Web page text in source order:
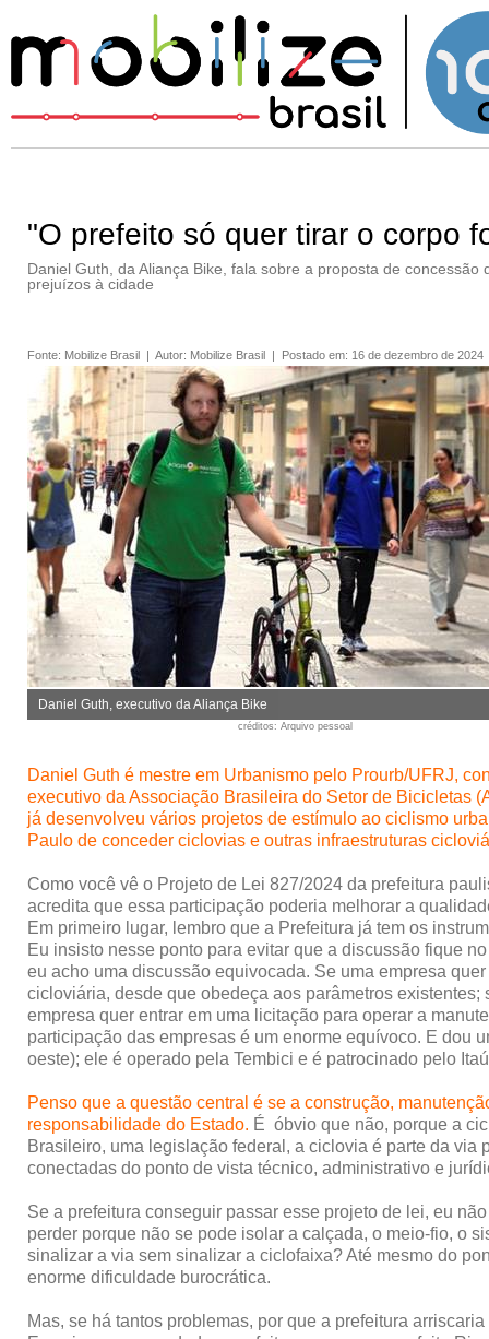
"O prefeito só quer tirar o corpo
Daniel Guth, da Aliança Bike, fala sobre a proposta de
prejuízos à cidade
Fonte: Mobilize Brasil | Autor: Mobilize Brasil | Postado em: 16 de dezembro de 2024
Daniel Guth, executivo da Aliança Bike
créditos: Arquivo pessoal
Daniel Guth é mestre em Urbanismo pelo Prourb/UFRJ,
executivo da Associação Brasileira do Setor de Bicicletas
já desenvolveu vários projetos de estímulo ao ciclismo
Paulo de conceder ciclovias e outras infraestruturas
Como você vê o Projeto de Lei 827/2024 da prefeitura
acredita que essa participação poderia melhorar a
Em primeiro lugar, lembro que a Prefeitura já tem os
Eu insisto nesse ponto para evitar que a discussão fique
eu acho uma discussão equivocada. Se uma empresa
cicloviária, desde que obedeça aos parâmetros
empresa quer entrar em uma licitação para operar a
participação das empresas é um enorme equívoco. E dou
oeste); ele é operado pela Tembici e é patrocinado pelo
Penso que a questão central é se a construção,
responsabilidade do Estado. É óbvio que não, porque a
Brasileiro, uma legislação federal, a ciclovia é parte da
conectadas do ponto de vista técnico, administrativo e
Se a prefeitura conseguir passar esse projeto de lei, eu
perder porque não se pode isolar a calçada, o meio-fio, o
sinalizar a via sem sinalizar a ciclofaixa? Até mesmo do
enorme dificuldade burocrática.
Mas, se há tantos problemas, por que a prefeitura